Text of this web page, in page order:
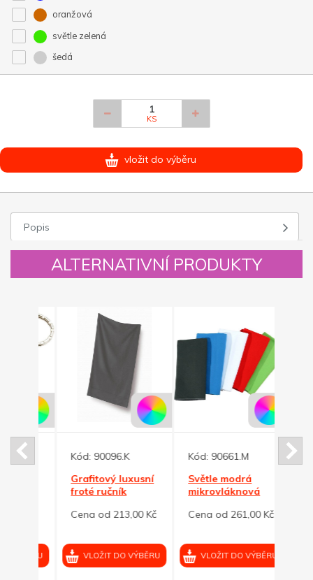
oranžová
světle zelená
šedá
KS
vložit do výběru
Popis
ALTERNATIVNÍ PRODUKTY
Kód:90096.K
Grafitový luxusní
froté ručník
Cena od 213,00 Kč
VLOŽIT DO VÝBĚRU
Kód:90661.M
Světle modrá
mikrovláknová
x 140 cm
Cena od 261,00 Kč
VLOŽIT DO VÝBĚRU
Kód: